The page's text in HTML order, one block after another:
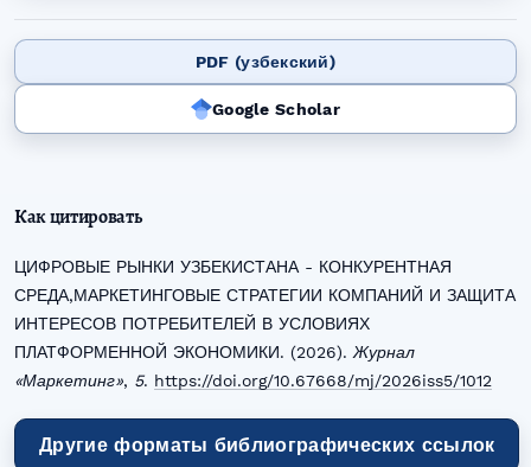
PDF (узбекский)
Google Scholar
Как цитировать
ЦИФРОВЫЕ РЫНКИ УЗБЕКИСТАНА - КОНКУРЕНТНАЯ
СРЕДА,МАРКЕТИНГОВЫЕ СТРАТЕГИИ КОМПАНИЙ И ЗАЩИТА
ИНТЕРЕСОВ ПОТРЕБИТЕЛЕЙ В УСЛОВИЯХ
ПЛАТФОРМЕННОЙ ЭКОНОМИКИ. (2026). Журнал
«Маркетинг», 5. https://doi.org/10.67668/mj/2026iss5/1012
Другие форматы библиографических ссылок